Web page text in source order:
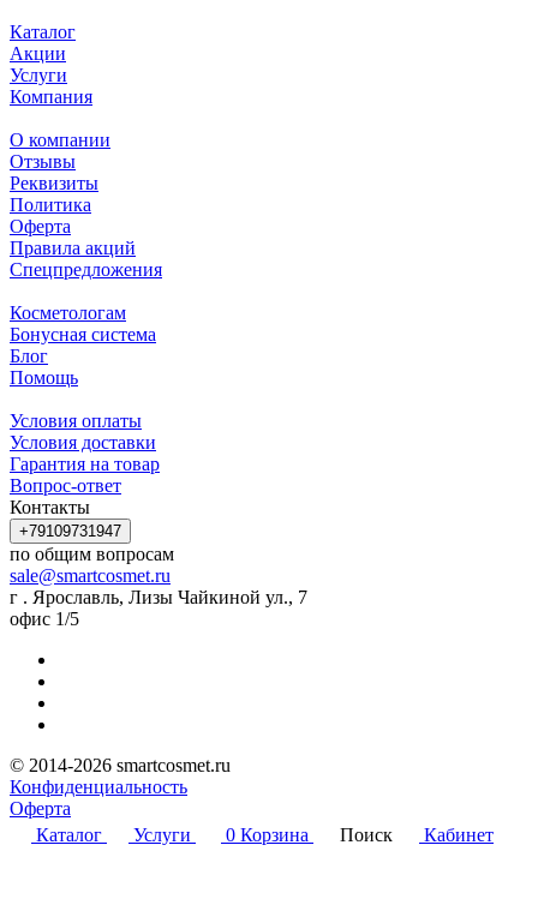
Каталог
Акции
Услуги
Компания
О компании
Отзывы
Реквизиты
Политика
Оферта
Правила акций
Спецпредложения
Косметологам
Бонусная система
Блог
Помощь
Условия оплаты
Условия доставки
Гарантия на товар
Вопрос-ответ
Контакты
+79109731947
по общим вопросам
sale@smartcosmet.ru
г . Ярославль, Лизы Чайкиной ул., 7
офис 1/5
© 2014-2026 smartcosmet.ru
Конфиденциальность
Оферта
Каталог
Услуги 0 Корзина Поиск Кабинет